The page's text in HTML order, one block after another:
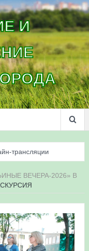
И
трансляции
2026» в
имена и
ВЕЧЕРА-2026» В